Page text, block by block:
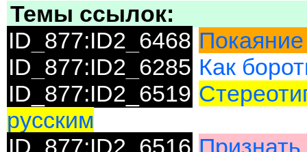
Темы ссылок:
ID_877:ID2_6468 Покаяние
ID_877:ID2_6285 Как
ID_877:ID2_6519
русским
ID_877:ID2_6516 Признать